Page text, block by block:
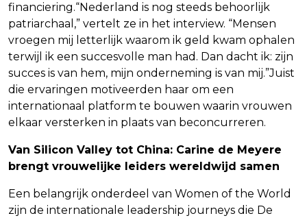
financiering.“Nederland is nog steeds behoorlijk
patriarchaal,” vertelt ze in het interview. “Mensen
vroegen mij letterlijk waarom ik geld kwam ophalen
terwijl ik een succesvolle man had. Dan dacht ik: zijn
succes is van hem, mijn onderneming is van mij.”Juist
die ervaringen motiveerden haar om een
internationaal platform te bouwen waarin vrouwen
elkaar versterken in plaats van beconcurreren.
Van Silicon Valley tot China: Carine de Meyere
brengt vrouwelijke leiders wereldwijd samen
Een belangrijk onderdeel van Women of the World
zijn de internationale leadership journeys die De